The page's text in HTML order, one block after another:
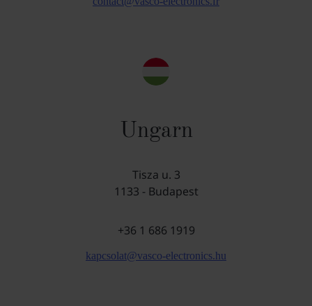
Ungarn
Tisza u. 3
1133 - Budapest
+36 1 686 1919
kapcsolat@vasco-electronics.hu